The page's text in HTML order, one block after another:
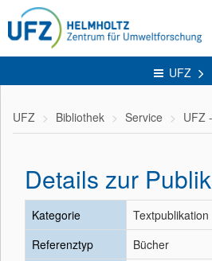
UFZ
UFZ Bibliothek Service UFZ
Details zur
Kategorie
Textpublikation
Referenztyp
Bücher